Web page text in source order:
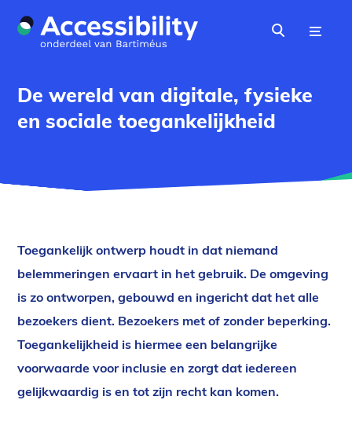
Naar hoofdinhoud
Zoeken
De wereld van digitale, fysieke
en sociale toegankelijkheid
Toegankelijk ontwerp houdt in dat niemand
belemmeringen ervaart in het gebruik. De omgeving
is zo ontworpen, gebouwd en ingericht dat het alle
bezoekers dient. Bezoekers met of zonder beperking.
Toegankelijkheid is hiermee een belangrijke
voorwaarde voor inclusie en zorgt dat iedereen
gelijkwaardig is en tot zijn recht kan komen.